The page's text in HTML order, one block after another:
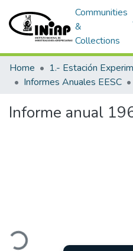
Communities
&
Collections
Home
Informes Anuales EESC
Informe anual